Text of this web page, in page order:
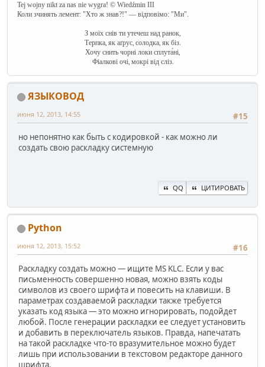
Tej wojny nikt za nas nie wygra! © Wiedźmin III
Коли зчинять лемент: "Хто ж знав?!" — відповімо: "Ми".
З моїх снів ти утечеш над ранок,
Терпка, як аґрус, солодка, як біз.
Хочу снить чорні локи сплута́ні,
Фіалкові очі, мокрі від сліз.
ЯЗЫКОВОД
#15
июня 12, 2013, 14:55
но непонятно как быть с кодировкой - как можно ли
создать свою раскладку системную
QQ ЦИТИРОВАТЬ
Python
#16
июня 12, 2013, 15:52
Раскладку создать можно — ищите MS KLC. Если у вас
письменность совершенно новая, можно взять коды
символов из своего шрифта и повесить на клавиши. В
параметрах создаваемой раскладки также требуется
указать код языка — это можно игнорировать, подойдет
любой. После генерации раскладки ее следует установить
и добавить в переключатель языков. Правда, напечатать
на такой раскладке что-то вразумительное можно будет
лишь при использовании в текстовом редакторе данного
шрифта.